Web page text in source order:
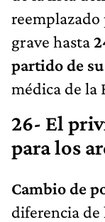
grave hasta
partido de
médica de la
26- El
para los
Cambio de
diferencia de